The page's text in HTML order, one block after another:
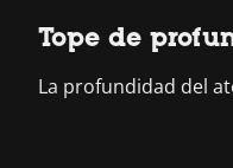
Tope de
La profundidad del